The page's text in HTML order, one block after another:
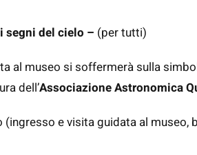
segni del cielo – (per tutti)
al museo si soffermerà sulla
dell’Associazione Astronomica
(ingresso e visita guidata al museo,